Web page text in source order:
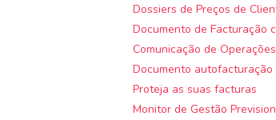
Dossiers de Preços de
Documento de Facturação
Comunicação de
Documento autofacturação
Proteja as suas facturas
Monitor de Gestão